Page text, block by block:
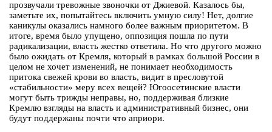
прозвучали тревожные звоночки от Джиевой. Казалось бы,
заметьте их, попытайтесь включить умную силу! Нет, долгие
каникулы оказались намного более важным приоритетом. В
итоге, время было упущено, оппозиция пошла по пути
радикализации, власть жестко ответила. Но что другого можно
было ожидать от Кремля, который в рамках большой России в
целом не хочет изменений, не понимает необходимость
притока свежей крови во власть, видит в пресловутой
«стабильности» меру всех вещей? Югоосетинские власти
могут быть трижды неправы, но, поддерживая близкие
Кремлю взгляды на власть и административный бизнес, они
будут поддержаны почти что априори.